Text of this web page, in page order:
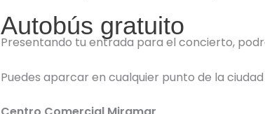
Autobús gratuito
Presentando tu entrada para el concierto,
Puedes aparcar en cualquier punto de la